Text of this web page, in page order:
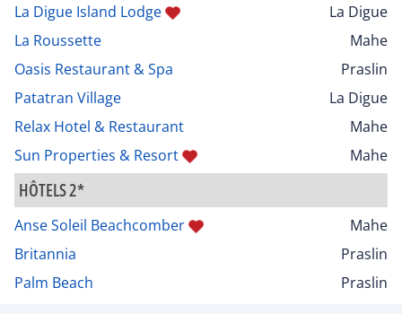
La Digue Island Lodge
La Digue
La Roussette
Mahe
Oasis Restaurant & Spa
Praslin
Patatran Village
La Digue
Relax Hotel & Restaurant
Mahe
Sun Properties & Resort
Mahe
HÔTELS 2*
Anse Soleil Beachcomber
Mahe
Britannia
Praslin
Palm Beach
Praslin